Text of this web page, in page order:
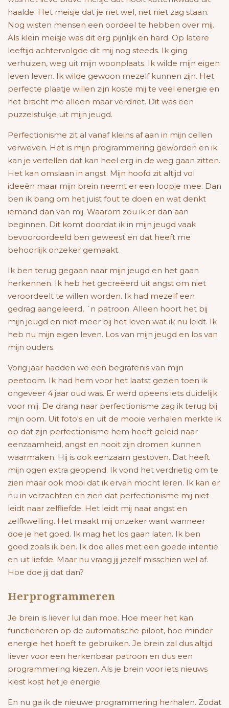
haalde. Het meisje dat je net wel, net niet zag staan.
Nog wisten mensen een oordeel te hebben over mij.
Als klein meisje was dit erg pijnlijk en hard. Op latere
leeftijd achtervolgde dit mij nog steeds. Ik ging
verhuizen, weg uit mijn woonplaats. Ik wilde mijn eigen
leven leven. Ik wilde gewoon mezelf kunnen zijn. Het
perfecte plaatje willen zijn koste mij te veel energie en
het bracht me alleen maar verdriet. Dit was een
puzzelstukje uit mijn jeugd.
Perfectionisme zit al vanaf kleins af aan in mijn cellen
verweven. Het is mijn programmering geworden en ik
kan je vertellen dat kan heel erg in de weg gaan zitten.
Het kan omslaan in angst. Mijn hoofd zit altijd vol
ideeën maar mijn brein neemt er een loopje mee. Dan
ben ik bang om het juist fout te doen en wat denkt
iemand dan van mij. Waarom zou ik er dan aan
beginnen. Dit komt doordat ik in mijn jeugd vaak
bevooroordeeld ben geweest en dat heeft me
behoorlijk onzeker gemaakt.
Ik ben terug gegaan naar mijn jeugd en het gaan
herkennen. Ik heb het gecreëerd uit angst om niet
veroordeelt te willen worden. Ik had mezelf een
gedrag aangeleerd, ´n patroon. Alleen hoort het bij
mijn jeugd en niet meer bij het leven wat ik nu leidt. Ik
heb nu mijn eigen leven. Los van mijn jeugd en los van
mijn ouders.
Vorig jaar hadden we een begrafenis van mijn
peetoom. Ik had hem voor het laatst gezien toen ik
ongeveer 4 jaar oud was. Er werd opeens iets duidelijk
voor mij. De drang naar perfectionisme zag ik terug bij
mijn oom. Uit foto's en uit de mooie verhalen merkte ik
op dat zijn perfectionisme hem heeft geleid naar
eenzaamheid, angst en nooit zijn dromen kunnen
waarmaken. Hij is ook eenzaam gestoven. Dat heeft
mijn ogen extra geopend. Ik vond het verdrietig om te
zien maar ook mooi dat ik ervan mocht leren. Ik kan er
nu in verzachten en zien dat perfectionisme mij niet
leidt naar zelfliefde. Het leidt mij naar angst en
zelfkwelling. Het maakt mij onzeker want wanneer
doe je het goed. Ik mag het los gaan laten. Ik ben
goed zoals ik ben. Ik doe alles met een goede intentie
en uit liefde. Maar nu vraag jij jezelf misschien wel af.
Hoe doe jij dat dan?
Herprogrammeren
Je brein is liever lui dan moe. Hoe meer het kan
functioneren op de automatische piloot, hoe minder
energie het hoeft te gebruiken. Je brein zal dus altijd
liever voor een herkenbaar patroon en dus een
programmering kiezen. Als je brein voor iets nieuws
kiest kost het je energie.
En nu ga ik de nieuwe programmering herhalen. Zodat